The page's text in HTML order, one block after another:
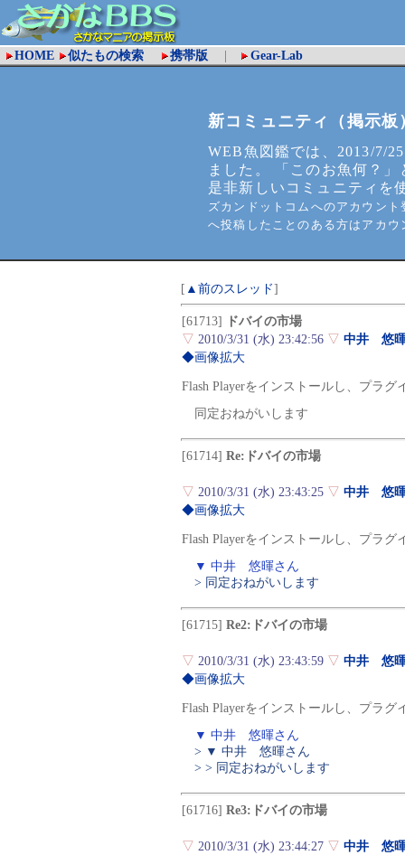
HOME 似たもの検索 携帯版 Gear-Lab
新コミュニティ（掲示
WEB魚図鑑では、2013/7/
ました。 「このお魚何？
是非新しいコミュニティを
ズカンドットコムへのアカウン
へ投稿したことのある方はアカ
[ ▲前のスレッド]
[61713]
ドバイの市場
▽ 2010/3/31 (水) 23:42:56 ▽ 中井 悠
◆画像拡大
Flash Playerをインストールし、プラ
同定おねがいします
[61714] Re:ドバイの市場
▽ 2010/3/31 (水) 23:43:25 ▽ 中井 悠
◆画像拡大
Flash Playerをインストールし、プラ
▼ 中井 悠暉さん
> 同定おねがいします
[61715] Re2:ドバイの市場
▽ 2010/3/31 (水) 23:43:59 ▽ 中井 悠
◆画像拡大
Flash Playerをインストールし、プラ
▼ 中井 悠暉さん
> ▼ 中井 悠暉さん
> > 同定おねがいします
[61716] Re3:ドバイの市場
▽ 2010/3/31 (水) 23:44:27 ▽ 中井 悠